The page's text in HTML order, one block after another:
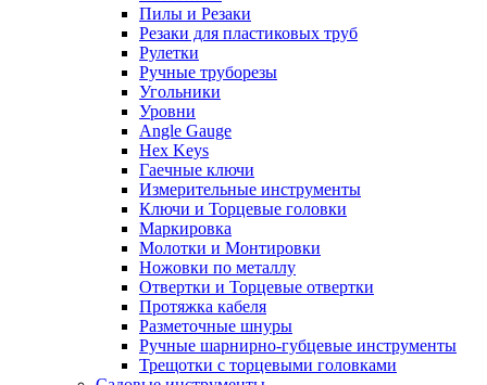
Пилы и Резаки
Резаки для пластиковых труб
Рулетки
Ручные труборезы
Угольники
Уровни
Angle Gauge
Hex Keys
Гаечные ключи
Измерительные инструменты
Ключи и Торцевые головки
Маркировка
Молотки и Монтировки
Ножовки по металлу
Отвертки и Торцевые отвертки
Протяжка кабеля
Разметочные шнуры
Ручные шарнирно-губцевые инструменты
Трещотки с торцевыми головками